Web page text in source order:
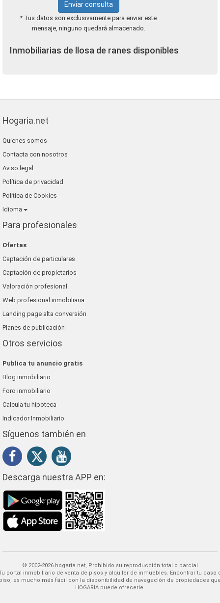
Enviar consulta
* Tus datos son exclusivamente para enviar este
mensaje, ninguno quedará almacenado.
Inmobiliarias de llosa de ranes disponibles
Hogaria.net
Quienes somos
Contacta con nosotros
Aviso legal
Política de privacidad
Política de Cookies
Idioma
Para profesionales
Ofertas
Captación de particulares
Captación de propietarios
Valoración profesional
Web profesional inmobiliaria
Landing page alta conversión
Planes de publicación
Otros servicios
Publica tu anuncio gratis
Blog inmobiliario
Foro inmobiliario
Calcula tu hipoteca
Indicador Inmobiliario
Síguenos también en
Descarga nuestra APP en:
© 2002-2026 hogaria.net, Prohibido su reproducción total o parcial
Encontrar tu casa o
es mucho más fácil con la disponibilidad de navegación de propiedades
HOGARIA puede ofrecerle.